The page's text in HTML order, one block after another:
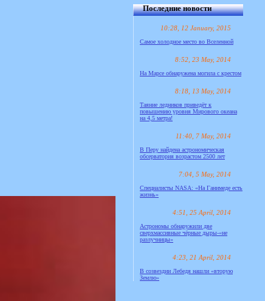
Последние новости
10:28, 12 January, 2015
Самое холодное место во Вселенной
8:52, 23 May, 2014
На Марсе обнаружена могила с крестом
8:18, 13 May, 2014
Таяние ледников приведёт к
повышению уровня Мирового океана
на 4,5 метра!
11:40, 7 May, 2014
В Перу найдена астрономическая
обсерватория возрастом 2500 лет
7:04, 5 May, 2014
Специалисты NASA: «На Ганимеде есть
жизнь»
4:51, 25 April, 2014
Астрономы обнаружили две
сверхмассивные чёрные дыры-«не
разлучницы»
4:23, 21 April, 2014
В созвездии Лебедя нашли «вторую
Землю»